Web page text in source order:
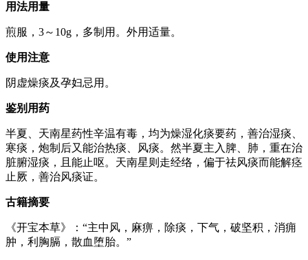
用法用量
煎服，3～10g，多制用。外用适量。
使用注意
阴虚燥痰及孕妇忌用。
鉴别用药
半夏、天南星药性辛温有毒，均为燥湿化痰要药，善治湿痰、
寒痰，炮制后又能治热痰、风痰。然半夏主入脾、肺，重在治
脏腑湿痰，且能止呕。天南星则走经络，偏于祛风痰而能解痉
止厥，善治风痰证。
古籍摘要
《开宝本草》：“主中风，麻痹，除痰，下气，破坚积，消痈
肿，利胸膈，散血堕胎。”